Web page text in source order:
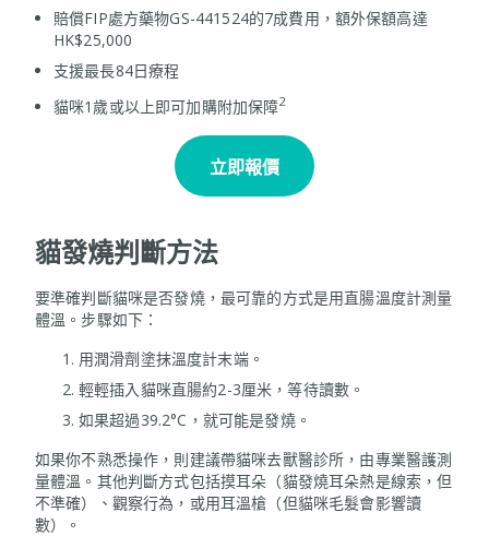
賠償FIP處方藥物GS-441524的7成費用，額外保額高達
HK$25,000
支援最長84日療程
貓咪1歲或以上即可加購附加保障2
立即報價
貓發燒判斷方法
要準確判斷貓咪是否發燒，最可靠的方式是用直腸溫度計測量
體溫。步驟如下：
用潤滑劑塗抹溫度計末端。
輕輕插入貓咪直腸約2-3厘米，等待讀數。
如果超過39.2°C，就可能是發燒。
如果你不熟悉操作，則建議帶貓咪去獸醫診所，由專業醫護測
量體溫。其他判斷方式包括摸耳朵（貓發燒耳朵熱是線索，但
不準確）、觀察行為，或用耳溫槍（但貓咪毛髮會影響讀
數）。